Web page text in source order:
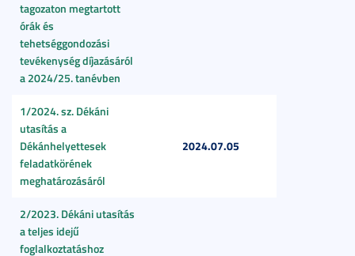
tagozaton megtartott
órák és
tehetséggondozási
tevékenység díjazásáról
a 2024/25. tanévben
1/2024. sz. Dékáni
utasítás a
Dékánhelyettesek
feladatkörének
meghatározásáról
2024.07.05
2/2023. Dékáni utasítás
a teljes idejű
foglalkoztatáshoz